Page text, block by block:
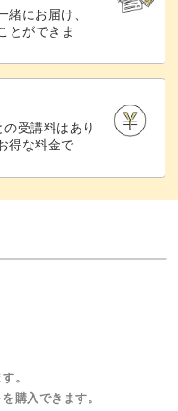
にお届け、
とができま
受講料はあり
得な料金で
。
購入できます。